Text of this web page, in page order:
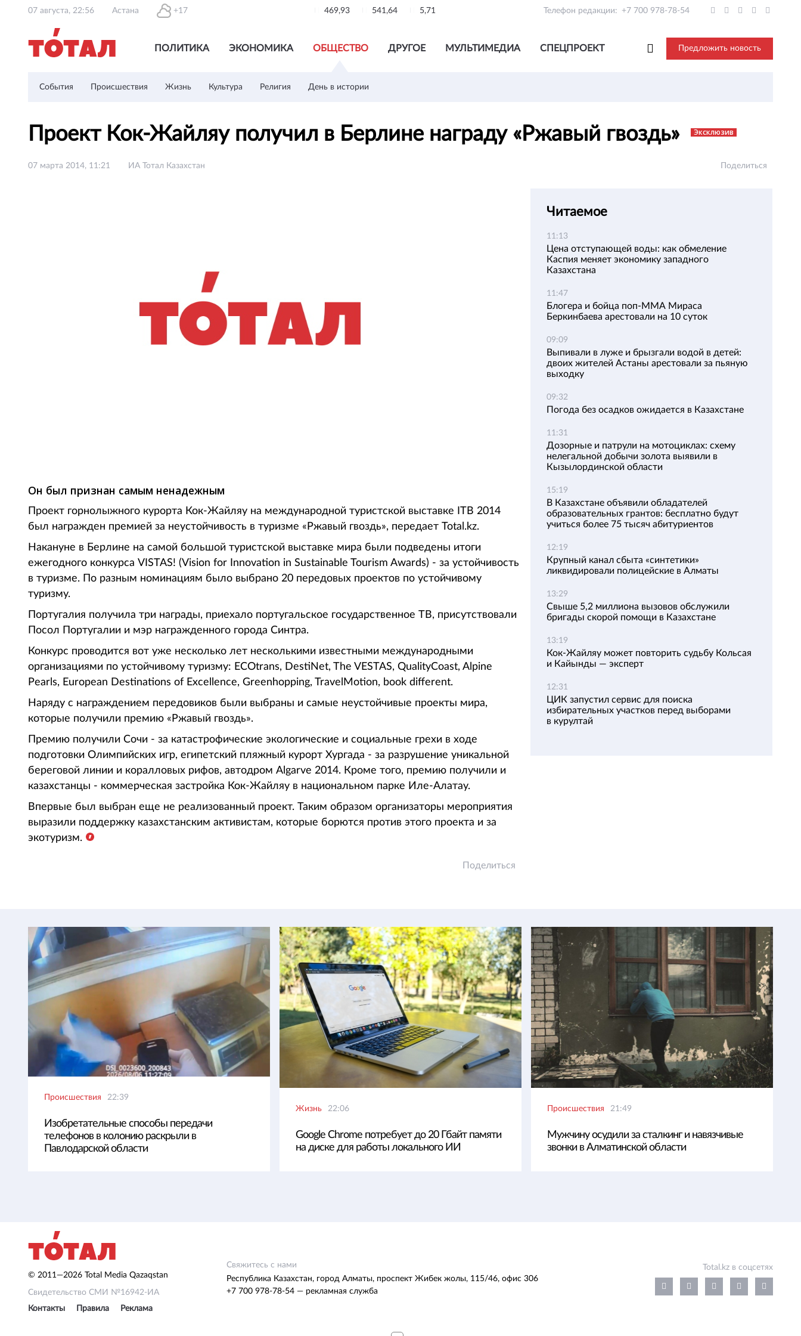
07 августа, 22:56 Астана +17 469,93 541,64 5,71 Телефон редакции: +7 700 978-78-54
ПОЛИТИКА ЭКОНОМИКА ОБЩЕСТВО ДРУГОЕ МУЛЬТИМЕДИА СПЕЦПРОЕКТ Предложить новость
События Происшествия Жизнь Культура Религия День в истории
Проект Кок-Жайляу получил в Берлине награду «Ржавый гвоздь» Эксклюзив
07 марта 2014, 11:21 ИА Тотал Казахстан Поделиться
Он был признан самым ненадежным
Проект горнолыжного курорта Кок-Жайляу на международной туристской выставке ITB 2014
был награжден премией за неустойчивость в туризме «Ржавый гвоздь», передает Total.kz.
Накануне в Берлине на самой большой туристской выставке мира были подведены итоги
ежегодного конкурса VISTAS! (Vision for Innovation in Sustainable Tourism Awards) - за устойчивость
в туризме. По разным номинациям было выбрано 20 передовых проектов по устойчивому
туризму.
Португалия получила три награды, приехало португальское государственное ТВ, присутствовали
Посол Португалии и мэр награжденного города Синтра.
Конкурс проводится вот уже несколько лет несколькими известными международными
организациями по устойчивому туризму: ECOtrans, DestiNet, The VESTAS, QualityCoast, Alpine
Pearls, European Destinations of Excellence, Greenhopping, TravelMotion, book different.
Наряду с награждением передовиков были выбраны и самые неустойчивые проекты мира,
которые получили премию «Ржавый гвоздь».
Премию получили Сочи - за катастрофические экологические и социальные грехи в ходе
подготовки Олимпийских игр, египетский пляжный курорт Хургада - за разрушение уникальной
береговой линии и коралловых рифов, автодром Algarve 2014. Кроме того, премию получили и
казахстанцы - коммерческая застройка Кок-Жайляу в национальном парке Иле-Алатау.
Впервые был выбран еще не реализованный проект. Таким образом организаторы мероприятия
выразили поддержку казахстанским активистам, которые борются против этого проекта и за
экотуризм.
Поделиться
Читаемое
11:13
Цена отступающей воды: как обмеление
Каспия меняет экономику западного
Казахстана
11:47
Блогера и бойца поп-ММА Мираса
Беркинбаева арестовали на 10 суток
09:09
Выпивали в луже и брызгали водой в детей:
двоих жителей Астаны арестовали за пьяную
выходку
09:32
Погода без осадков ожидается в Казахстане
11:31
Дозорные и патрули на мотоциклах: схему
нелегальной добычи золота выявили в
Кызылординской области
15:19
В Казахстане объявили обладателей
образовательных грантов: бесплатно будут
учиться более 75 тысяч абитуриентов
12:19
Крупный канал сбыта «синтетики»
ликвидировали полицейские в Алматы
13:29
Свыше 5,2 миллиона вызовов обслужили
бригады скорой помощи в Казахстане
13:19
Кок-Жайляу может повторить судьбу Кольсая
и Кайынды — эксперт
12:31
ЦИК запустил сервис для поиска
избирательных участков перед выборами
в курултай
Происшествия 22:39
Изобретательные способы передачи
телефонов в колонию раскрыли в
Павлодарской области
Жизнь 22:06
Google Chrome потребует до 20 Гбайт памяти
на диске для работы локального ИИ
Происшествия 21:49
Мужчину осудили за сталкинг и навязчивые
звонки в Алматинской области
© 2011—2026 Total Media Qazaqstan
Свидетельство СМИ №16942-ИА
Контакты
Правила Реклама
Свяжитесь с нами
Республика Казахстан, город Алматы, проспект Жибек жолы, 115/46, офис 306
+7 700 978-78-54 — рекламная служба
Total.kz в соцсетях